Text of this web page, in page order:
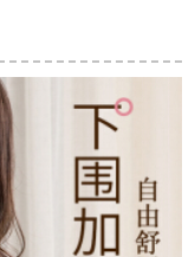
ラインナイサービス
ラノワア肌色Mが70
合します。